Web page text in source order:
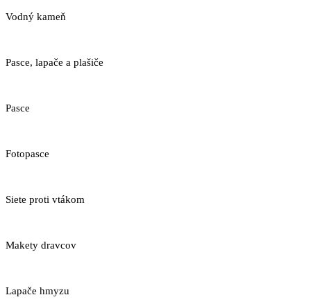
Vodný kameň
Pasce, lapače a plašiče
Pasce
Fotopasce
Siete proti vtákom
Makety dravcov
Lapače hmyzu